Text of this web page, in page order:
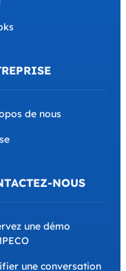
de nous
NOUS
une démo
une conversation